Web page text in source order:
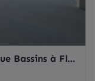
Bassins à Flot